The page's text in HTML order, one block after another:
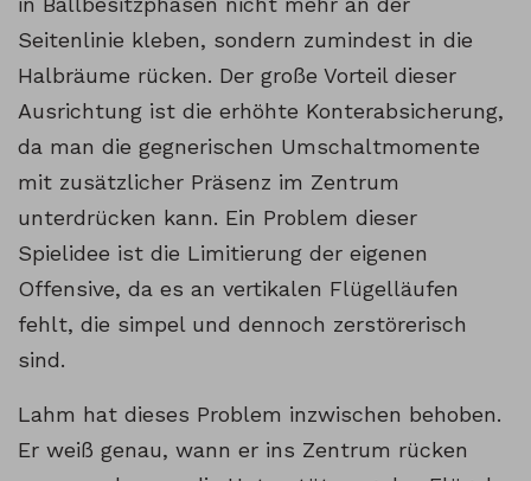
Seitenlinie kleben, sondern zumindest in die
Halbräume rücken. Der große Vorteil dieser
Ausrichtung ist die erhöhte Konterabsicherung,
da man die gegnerischen Umschaltmomente
mit zusätzlicher Präsenz im Zentrum
unterdrücken kann. Ein Problem dieser
Spielidee ist die Limitierung der eigenen
Offensive, da es an vertikalen Flügelläufen
fehlt, die simpel und dennoch zerstörerisch
sind.
Lahm hat dieses Problem inzwischen behoben.
Er weiß genau, wann er ins Zentrum rücken